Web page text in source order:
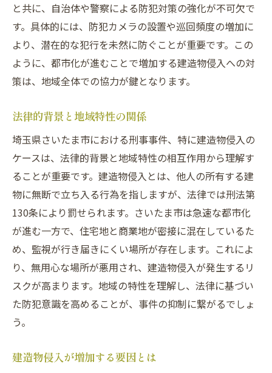
法律相談の流れとメリット
建造物侵入に関する刑事事件解決事例
解決に至った具体的事例紹介
成功事例に学ぶ有効な弁護戦略
被告の権利保護とその意義
裁判所の判断に基づく解決策
再発防止策に成功した事例
法律専門家が語る逮捕後の適切な対応法
逮捕後の初動対応の重要性
法的助言を受ける際のポイント
家族や友人の役割と支援方法
法的手続きをスムーズに進めるために
冤罪を避けるための注意点
長期化を防ぐための戦略
地域社会への影響とその対策
と共に、自治体や警察による防犯対策の強化が不可欠で
す。具体的には、防犯カメラの設置や巡回頻度の増加に
より、潜在的な犯行を未然に防ぐことが重要です。この
ように、都市化が進むことで増加する建造物侵入への対
策は、地域全体での協力が鍵となります。
法律的背景と地域特性の関係
埼玉県さいたま市における刑事事件、特に建造物侵入の
ケースは、法律的背景と地域特性の相互作用から理解す
ることが重要です。建造物侵入とは、他人の所有する建
物に無断で立ち入る行為を指しますが、法律では刑法第
130条により罰せられます。さいたま市は急速な都市化
が進む一方で、住宅地と商業地が密接に混在しているた
め、監視が行き届きにくい場所が存在します。これによ
り、無用心な場所が悪用され、建造物侵入が発生するリ
スクが高まります。地域の特性を理解し、法律に基づい
た防犯意識を高めることが、事件の抑制に繋がるでしょ
う。
建造物侵入が増加する要因とは